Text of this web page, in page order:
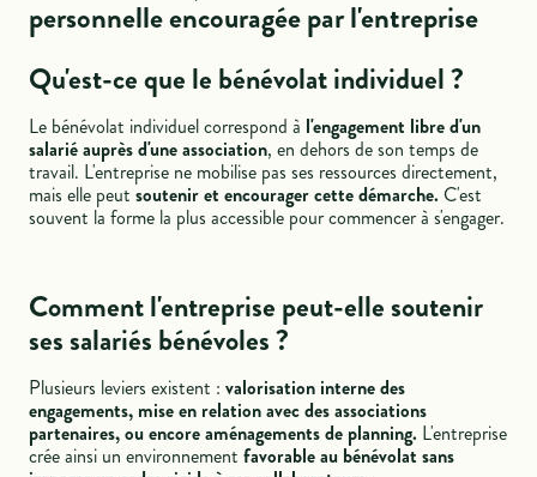
personnelle encouragée par l'entreprise
Qu'est-ce que le bénévolat individuel ?
Le bénévolat individuel correspond à l'engagement libre d'un
salarié auprès d'une association, en dehors de son temps de
travail. L'entreprise ne mobilise pas ses ressources directement,
mais elle peutsoutenir et encourager cette démarche. C'est
souvent la forme la plus accessible pour commencer à s'engager.
Comment l'entreprise peut-elle soutenir
ses salariés bénévoles ?
Plusieurs leviers existent :valorisation interne des
engagements, mise en relation avec des associations
partenaires, ou encore aménagements de planning. L'entreprise
crée ainsi un environnementfavorable au bénévolat sans